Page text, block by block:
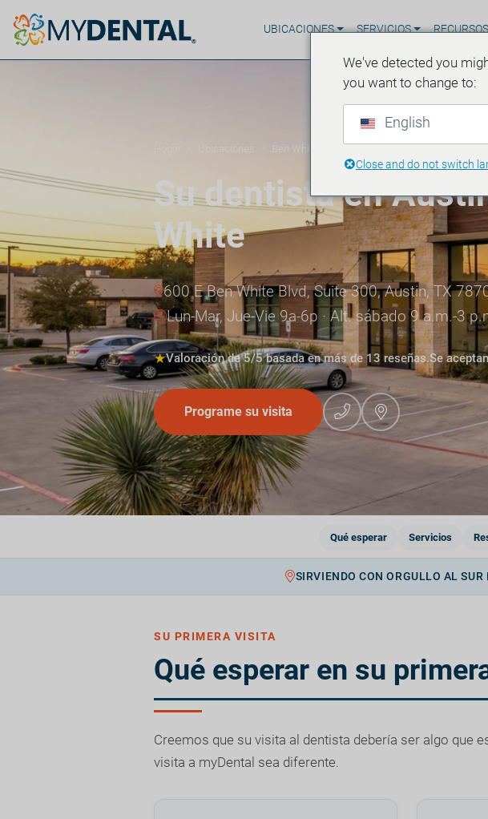
UBICACIONES SERVICIOS RECURSOS
Ben White
Su dentista en
White
600 E Ben White Blvd, Suite 300, Austin, TX
Lun-Mar, Jue-Vie 9a-6p · Alt. sábado 9 a.m.-3
★Valoración de 5/5 basada en más de 13 reseñas.Se
Programe su visita
Qué esperar Servicios
SIRVIENDO CON ORGULLO AL
SU PRIMERA VISITA
Qué esperar en su
Creemos que su visita al dentista debería ser algo que
visita a myDental sea diferente.
We've detected you
you want to change to:
English
Close and do not switch